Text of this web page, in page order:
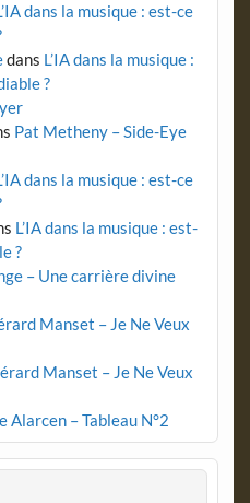
dans la musique : est-ce
dans L’IA dans la musique :
?
Pat Metheny – Side-Eye
dans la musique : est-ce
L’IA dans la musique : est-
?
– Une carrière divine
Manset – Je Ne Veux
Manset – Je Ne Veux
Alarcen – Tableau N°2